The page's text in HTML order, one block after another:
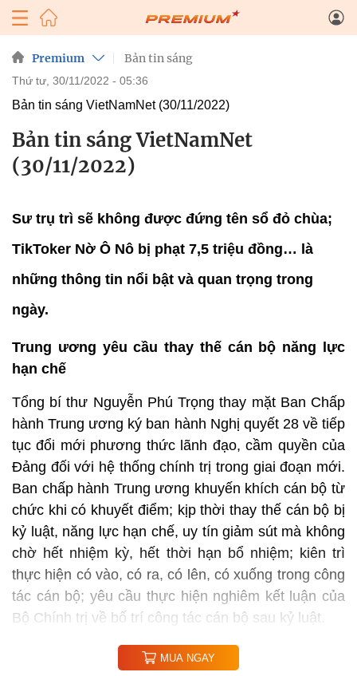
Premium Bản tin sáng
thứ tư, 30/11/2022 - 05:36
Bản tin sáng VietNamNet (30/11/2022)
Bản tin sáng VietNamNet
(30/11/2022)
Sư trụ trì sẽ không được đứng tên sổ đỏ chùa;
TikToker Nờ Ô Nô bị phạt 7,5 triệu đồng… là
những thông tin nổi bật và quan trọng trong
ngày.
Trung ương yêu cầu thay thế cán bộ năng lực
hạn chế
Tổng bí thư Nguyễn Phú Trọng thay mặt Ban Chấp
hành Trung ương ký ban hành Nghị quyết 28 về tiếp
tục đổi mới phương thức lãnh đạo, cầm quyền của
Đảng đối với hệ thống chính trị trong giai đoạn mới.
Ban chấp hành Trung ương khuyến khích cán bộ từ
chức khi có khuyết điểm; kịp thời thay thế cán bộ bị
kỷ luật, năng lực hạn chế, uy tín giảm sút mà không
chờ hết nhiệm kỳ, hết thời hạn bổ nhiệm; kiên trì
thực hiện có vào, có ra, có lên, có xuống trong công
tác cán bộ; yêu cầu thực hiện nghiêm kết luận của
Bộ Chính trị về bố trí công tác cán bộ sau kỷ luật.
MUA NGAY